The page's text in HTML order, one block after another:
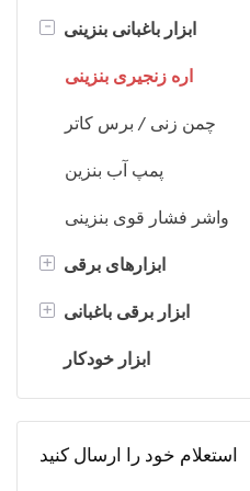
- ابزار باغبانی بنزینی
اره زنجیری بنزینی
چمن زنی / برس کاتر
پمپ آب بنزین
واشر فشار قوی بنزینی
+ ابزارهای برقی
اره برقی
مته برقی
+ ابزار برقی باغبانی
شکاف لاگ
ماشین اصلاح پرچین برقی
ابزار خودکار
استعلام خود را ارسال کنید